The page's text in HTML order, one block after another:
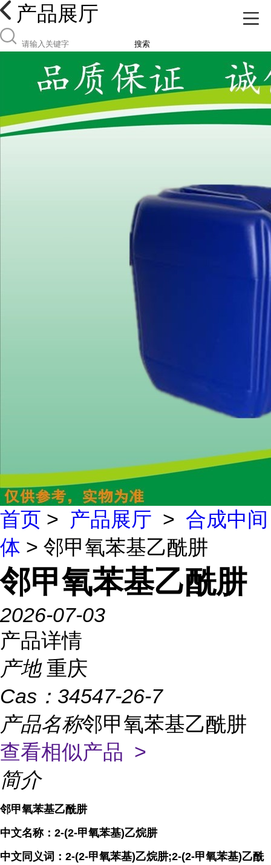
产品展厅
搜索
首页 > 产品展厅 > 合成中间
体 > 邻甲氧苯基乙酰肼
邻甲氧苯基乙酰肼
2026-07-03
产品详情
产地 重庆
Cas： 34547-26-7
产品名称邻甲氧苯基乙酰肼
查看相似产品 >
简介
邻甲氧苯基乙酰肼
中文名称：2-(2-甲氧苯基)乙烷肼
中文同义词：2-(2-甲氧苯基)乙烷肼;2-(2-甲氧苯基)乙酰